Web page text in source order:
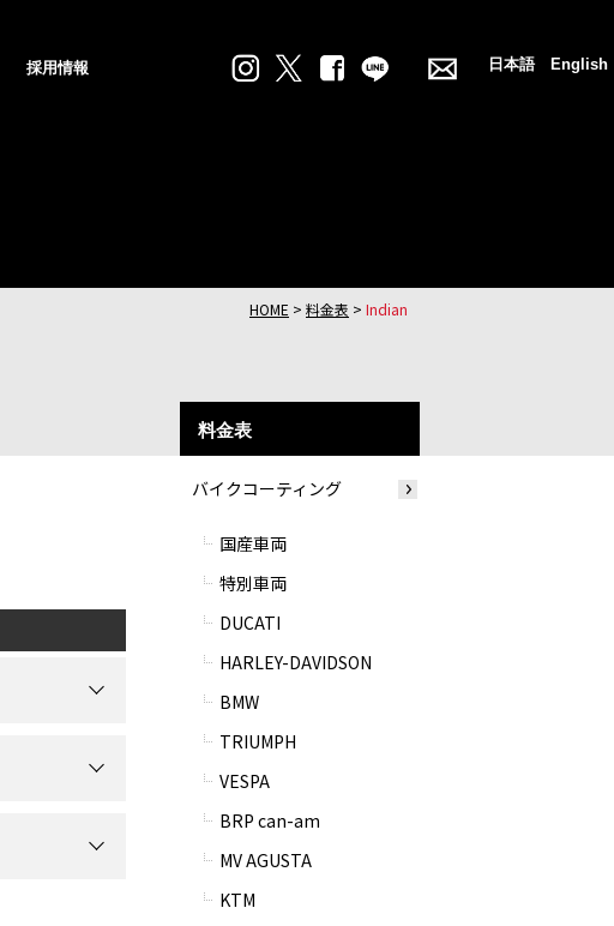
採用情報 日本語 English
HOME > 料金表 > Indian
料金表
バイクコーティング
国産車両
特別車両
DUCATI
HARLEY-DAVIDSON
BMW
TRIUMPH
VESPA
BRP can-am
MV AGUSTA
KTM